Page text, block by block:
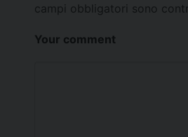
campi obbligatori sono
Your comment